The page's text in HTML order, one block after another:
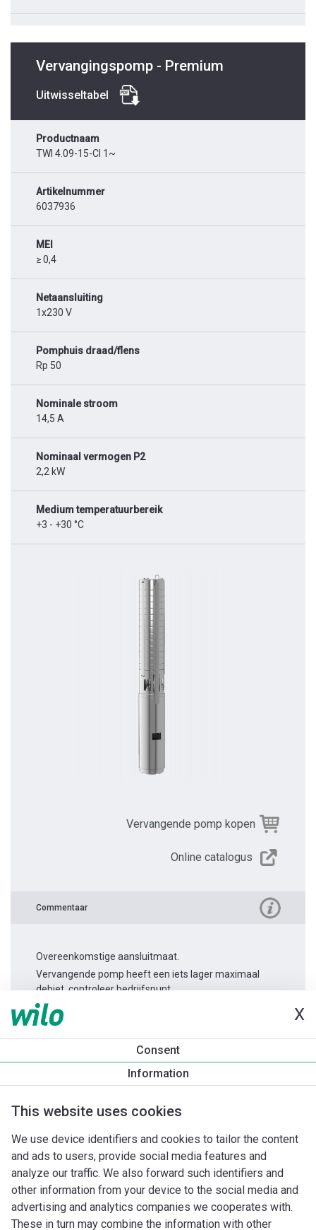
X
Consent
Information
This website uses cookies
We use device identifiers and cookies to tailor the content
and ads to users, provide social media features and
analyze our traffic. We also forward such identifiers and
other information from your device to the social media and
advertising and analytics companies we cooperates with.
These in turn may combine the information with other
Vervangingspomp - Premium
Uitwisseltabel
Productnaam
TWI 4.09-15-CI 1~
Artikelnummer
6037936
MEI
≥ 0,4
Netaansluiting
1x230 V
Pomphuis draad/flens
Rp 50
Nominale stroom
14,5 A
Nominaal vermogen P2
2,2 kW
Medium temperatuurbereik
+3 - +30 °C
Vervangende pomp kopen
Online catalogus
Commentaar
Overeenkomstige aansluitmaat.
Vervangende pomp heeft een iets lager maximaal
debiet, controleer bedrijfspunt.
Productinformatie